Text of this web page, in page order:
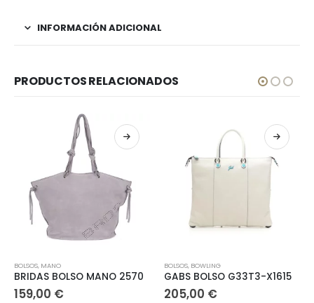
INFORMACIÓN ADICIONAL
PRODUCTOS RELACIONADOS
BOLSOS, MANO
BRIDAS BOLSO MANO 2570
159,00 €
BOLSOS, BOWLING
GABS BOLSO G33T3-X1615
205,00 €